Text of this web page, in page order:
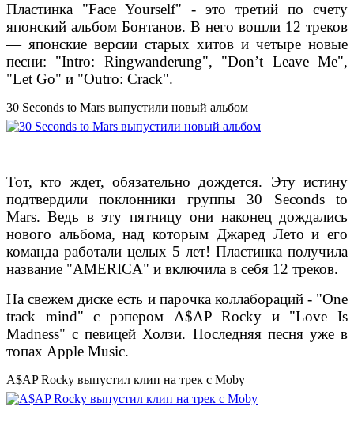
Пластинка "Face Yourself" - это третий по счету
японский альбом Бонтанов. В него вошли 12 треков
— японские версии старых хитов и четыре новые
песни: "Intro: Ringwanderung", "Don’t Leave Me",
"Let Go" и "Outro: Crack".
30 Seconds to Mars выпустили новый альбом
Тот, кто ждет, обязательно дождется. Эту истину
подтвердили поклонники группы 30 Seconds to
Mars. Ведь в эту пятницу они наконец дождались
нового альбома, над которым Джаред Лето и его
команда работали целых 5 лет! Пластинка получила
название "AMERICA" и включила в себя 12 треков.
На свежем диске есть и парочка коллабораций - "One
track mind" с рэпером A$AP Rocky и "Love Is
Madness" с певицей Холзи. Последняя песня уже в
топах Apple Music.
A$AP Rocky выпустил клип на трек с Moby